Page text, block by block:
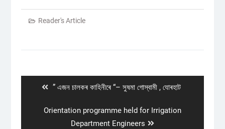
Reader's Article
Previous
” এজন চালকৰ কাহিনীৰে “– সুষমা গোস্বামী , যোৰহাট
Next
Orientation programme held for Irrigation
Department Engineers